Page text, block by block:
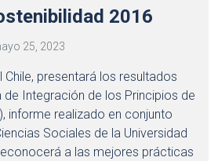
2016
25, 2023
Chile, presentará los resultados
de Integración de los Principios de
informe realizado en conjunto
Sociales de la Universidad
a las mejores prácticas